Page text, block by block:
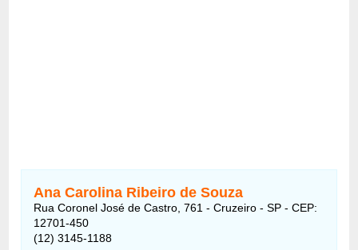
Ana Carolina Ribeiro de Souza
Rua Coronel José de Castro, 761 - Cruzeiro - SP - CEP:
12701-450
(12) 3145-1188